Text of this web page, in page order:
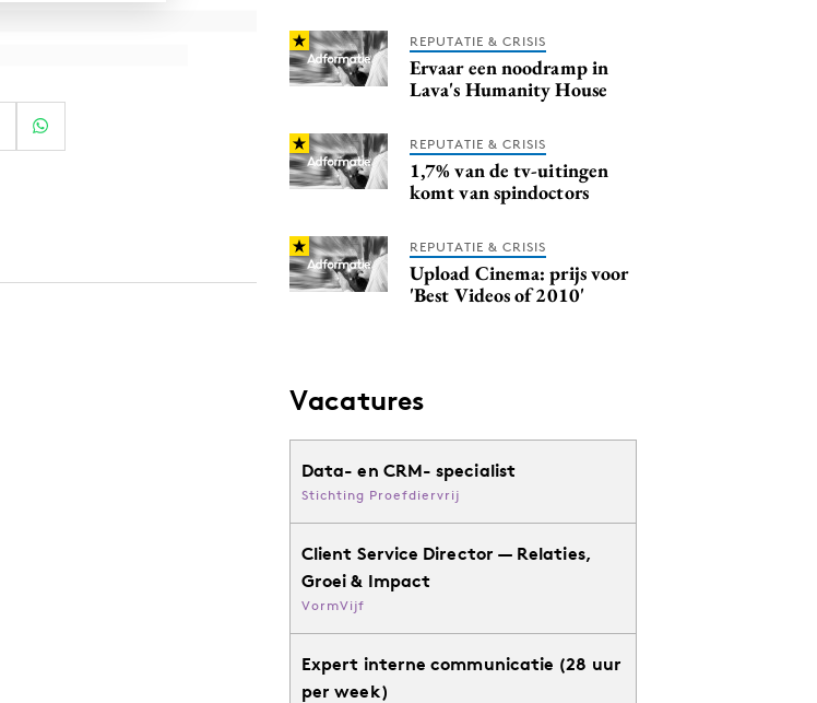
REPUTATIE & CRISIS
Ervaar een noodramp in
Lava's Humanity House
REPUTATIE & CRISIS
1,7% van de tv-uitingen
komt van spindoctors
REPUTATIE & CRISIS
Upload Cinema: prijs voor
'Best Videos of 2010'
Vacatures
Data- en CRM- specialist
Stichting Proefdiervrij
Client Service Director — Relaties,
Groei & Impact
VormVijf
Expert interne communicatie (28 uur
per week)